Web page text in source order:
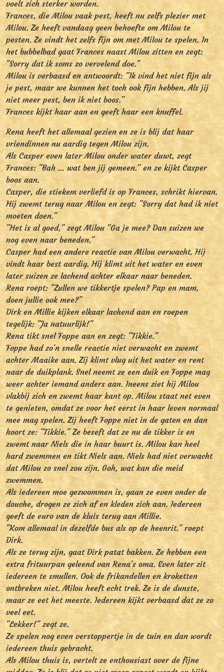
voelt zich sterker worden.
Frances, die Milou vaak pest, heeft nu zelfs plezier met
Milou. Ze heeft vandaag geen behoefte om Milou te
pesten. Ze vindt het zelfs fijn om met Milou te spelen. In
het bubbelbad gaat Frances naast Milou zitten en zegt:
"Sorry dat ik soms zo vervelend doe."
Milou is verbaasd en antwoordt: "Ik vind het niet fijn als
je pest, maar we kunnen het toch ook fijn hebben. Als jij
niet meer pest, ben ik niet boos."
Frances kijkt haar aan en geeft haar een knuffel.
Rena heeft het allemaal gezien en ze is blij dat haar
vriendinnen nu aardig tegen Milou zijn.
Als Casper even later Milou onder water duwt, zegt
Frances: "Bah … wat ben jij gemeen." en ze kijkt Casper
boos aan.
Casper, die stiekem verliefd is op Frances, schrikt hiervan.
Hij zwemt terug naar Milou en zegt: "Sorry dat had ik niet
moeten doen."
"Het is al goed," zegt Milou "Ga je mee? Dan suizen we
nog even naar beneden."
Casper had een andere reactie van Milou verwacht. Hij
vindt haar best aardig. Hij klimt uit het water en even
later suizen ze lachend achter elkaar naar beneden.
Rena roept: "Zullen we tikkertje spelen? Pap en mam,
doen jullie ook mee?"
Dirk en Millie kijken elkaar lachend aan en roepen
tegelijk: "Ja natuurlijk!"
Rena tikt snel Foppe aan en zegt: "Tikkie."
Foppe had zo'n snelle reactie niet verwacht en zwemt
achter Maaike aan. Zij klimt vlug uit het water en rent
naar de duikplank. Snel neemt ze een duik en Foppe mag
weer achter iemand anders aan. Ineens ziet hij Milou
vlakbij zich en zwemt haar kant op. Milou staat net even
te genieten, omdat ze voor het eerst in haar leven normaal
mee mag spelen. Zij heeft Foppe niet in de gaten en dan
hoort ze: "Tikkie." Ze beseft dat ze nu de tikker is en
zwemt naar Niels die in haar buurt is. Milou kan heel
hard zwemmen en tikt Niels aan. Niels had niet verwacht
dat Milou zo snel zou zijn. Goh, wat kan die meid
zwemmen.
Als iedereen moe gezwommen is, gaan ze even onder de
douche, drogen ze zich af en kleden zich aan. Iedereen
geeft de euro van de kluis terug aan Millie.
"Kom allemaal in dezelfde bus als op de heenrit." roept
Dirk.
Als ze terug zijn, gaat Dirk patat bakken. Ze hebben een
extra frituurpan geleend van Rena's oma. Even later zit
iedereen te smullen. Ook de frikandellen en kroketten
ontbreken niet. Milou heeft echt trek. Ze is de dunste,
maar ze eet het meeste. Iedereen kijkt verbaasd dat ze zo
veel eet.
"Lekker!" zegt ze.
Ze spelen nog even verstoppertje in de tuin en dan wordt
iedereen thuis gebracht.
Als Milou thuis is, vertelt ze enthousiast over de fijne